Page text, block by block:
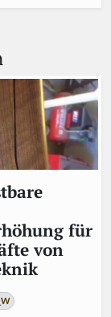
für
von